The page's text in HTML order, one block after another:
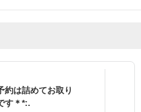
約は詰めてお取り
す＊*:.